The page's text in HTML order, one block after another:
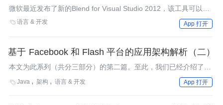
用的 UX 工具
微软最近发布了新的Blend for Visual Studio 2012，该工具可以用
于在Windows Store 8中为HTML和XAML设计用户界面。Visual
Studio 2012包括快捷版在内的所有版本都会包含Blend。
语言 & 开发 App 打开
基于 Facebook 和 Flash 平台的应用架构解析（二）
本文为此系列（共分三部分）的第二篇。至此，我们已经介绍了
iFrame和FBML的情况，接下来开始讨论在应用中如何集成Flash
Java 架构 语言 & 开发 App 打开